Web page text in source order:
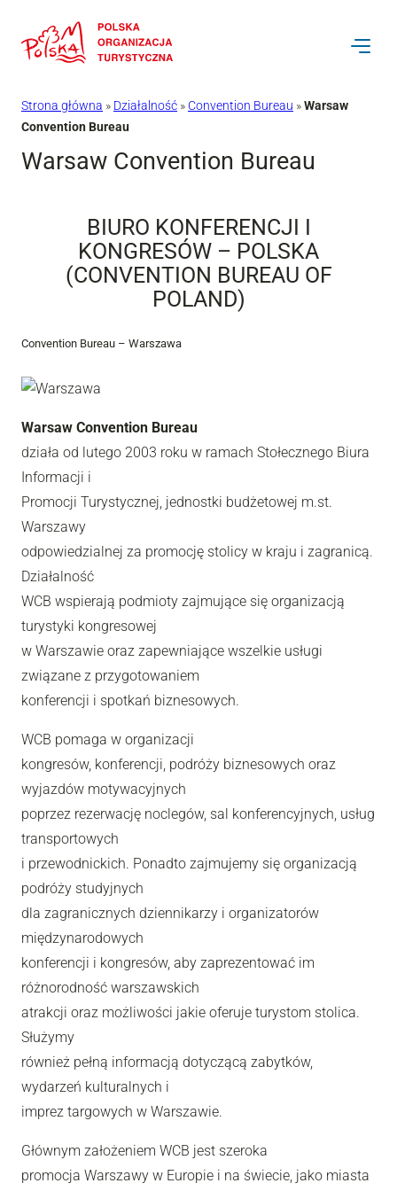
do
Strona główna » Działalność » Convention Bureau »Warsaw
Convention Bureau
Warsaw Convention Bureau
BIURO KONFERENCJI I
KONGRESÓW – POLSKA
(CONVENTION BUREAU OF
POLAND)
Convention Bureau – Warszawa
Warsaw Convention Bureau
działa od lutego 2003 roku w ramach Stołecznego Biura
Informacji i
Promocji Turystycznej, jednostki budżetowej m.st.
Warszawy
odpowiedzialnej za promocję stolicy w kraju i zagranicą.
Działalność
WCB wspierają podmioty zajmujące się organizacją
turystyki kongresowej
w Warszawie oraz zapewniające wszelkie usługi
związane z przygotowaniem
konferencji i spotkań biznesowych.
WCB pomaga w organizacji
kongresów, konferencji, podróży biznesowych oraz
wyjazdów motywacyjnych
poprzez rezerwację noclegów, sal konferencyjnych, usług
transportowych
i przewodnickich. Ponadto zajmujemy się organizacją
podróży studyjnych
dla zagranicznych dziennikarzy i organizatorów
międzynarodowych
konferencji i kongresów, aby zaprezentować im
różnorodność warszawskich
atrakcji oraz możliwości jakie oferuje turystom stolica.
Służymy
również pełną informacją dotyczącą zabytków,
wydarzeń kulturalnych i
imprez targowych w Warszawie.
Głównym założeniem WCB jest szeroka
promocja Warszawy w Europie i na świecie, jako miasta